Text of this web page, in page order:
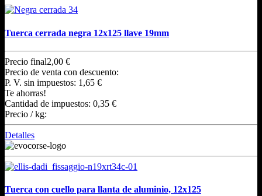
Tuerca cerrada negra 12x125 llave 19mm
Precio final2,00 €
Precio de venta con descuento:
P. V. sin impuestos: 1,65 €
Te ahorras!
Cantidad de impuestos: 0,35 €
Precio / kg:
Detalles
Tuerca con cuello para llanta de aluminio, 12x125